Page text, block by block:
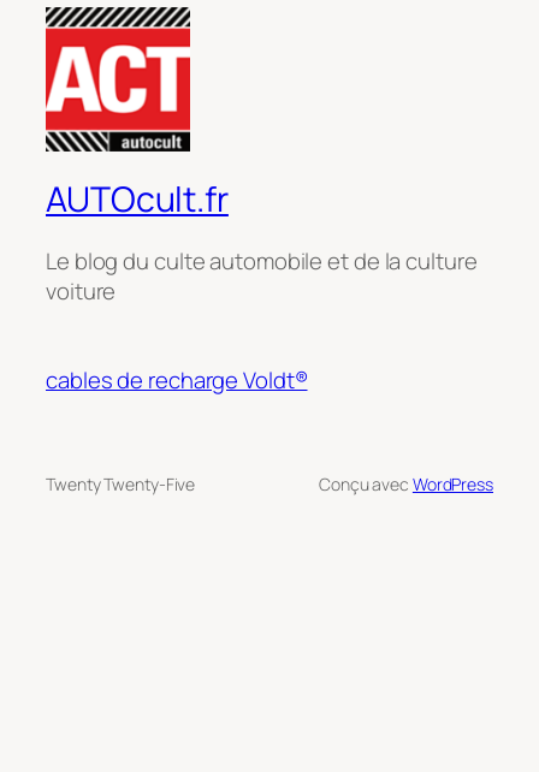
AUTOcult.fr
Le blog du culte automobile et de la culture
voiture
cables de recharge Voldt®
Twenty Twenty-Five Conçu avec WordPress